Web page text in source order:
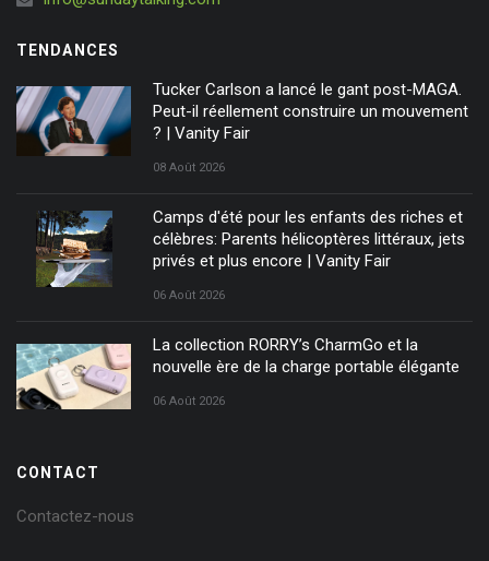
TENDANCES
Tucker Carlson a lancé le gant post-MAGA.
Peut-il réellement construire un mouvement
? | Vanity Fair
08 Août 2026
Camps d'été pour les enfants des riches et
célèbres: Parents hélicoptères littéraux, jets
privés et plus encore | Vanity Fair
06 Août 2026
La collection RORRY’s CharmGo et la
nouvelle ère de la charge portable élégante
06 Août 2026
CONTACT
Contactez-nous